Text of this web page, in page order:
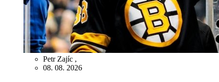
Petr Zajíc ,
08. 08. 2026